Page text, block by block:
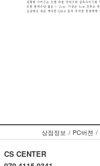
상점정보 / PC버젼 /
CS CENTER